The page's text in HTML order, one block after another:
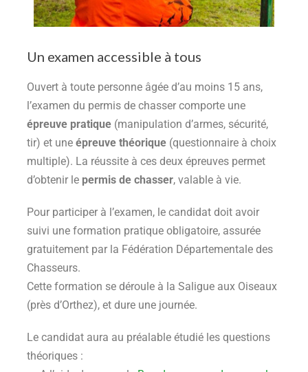
Un examen accessible à tous
Ouvert à toute personne âgée d’au moins 15 ans,
l’examen du permis de chasser comporte une
épreuve pratique (manipulation d’armes, sécurité,
tir) et une épreuve théorique (questionnaire à choix
multiple). La réussite à ces deux épreuves permet
d’obtenir le permis de chasser, valable à vie.
Pour participer à l’examen, le candidat doit avoir
suivi une formation pratique obligatoire, assurée
gratuitement par la Fédération Départementale des
Chasseurs.
Cette formation se déroule à la Saligue aux Oiseaux
(près d’Orthez), et dure une journée.
Le candidat aura au préalable étudié les questions
théoriques :